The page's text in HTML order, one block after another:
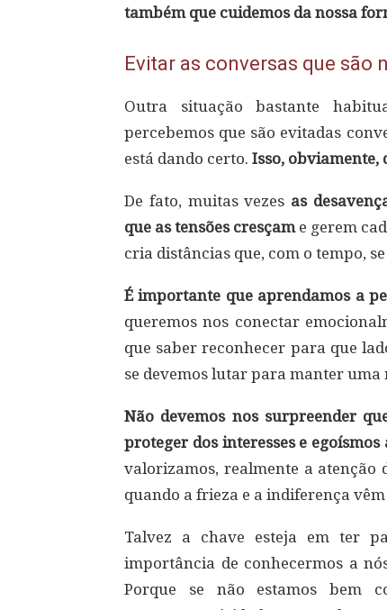
também que cuidemos da nossa
Evitar as conversas que são
Outra situação bastante
percebemos que são evitadas
está dando certo. Isso, obviamente,
De fato, muitas vezes as
que as tensões cresçame gerem
cria distâncias que, com o tempo,
É importante que aprendamos a
queremos nos conectar
que saber reconhecer para que
se devemos lutar para manter uma
Não devemos nos surpreender
proteger dos interesses e egoísmos
valorizamos, realmente a atenção
quando a frieza e a indiferença
Talvez a chave esteja em ter
importância de conhecermos a
Porque se não estamos bem